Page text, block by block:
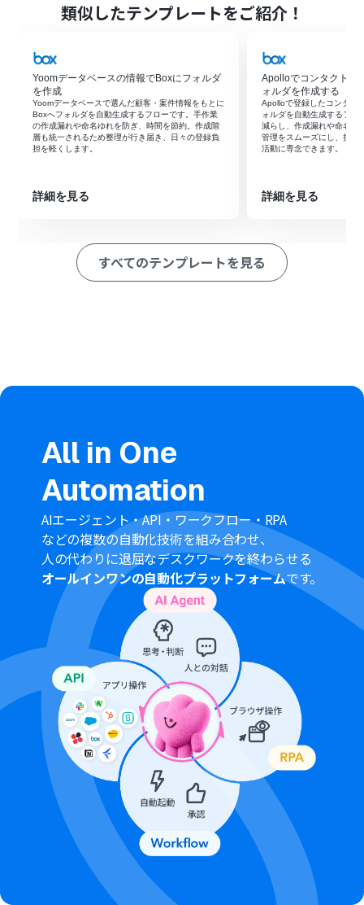
ーマンエラーを防ぎ、確実な情報共有を実現するため、業
■フローボットの流れ
はじめに、BoxとGmailをYoomと連携します
次に、トリガーでBoxを選択し、「フォルダにファイルが
アップロードされたら」というアクションを設定します
最後に、オペレーションでGmailの「メールを送る」アク
定します
けでなく、チームのメーリングリストなどを設定するこ
注意事項
類似したテンプレートをご紹介！
Yoomデータベースの情報でBoxにフォルダ
を作成
Yoomデータベースで選んだ顧客・案件情報をもとに
Boxへフォルダを自動生成するフローです。手作業
の作成漏れや命名ゆれを防ぎ、時間を節約。作成階
層も統一されるため整理が行き届き、日々の登録負
担を軽くします。
詳細を見る
Apolloでコンタクトが
ォルダを作成する
Apolloで登録したコンタク
ォルダを自動生成するフロ
減らし、作成漏れや命名ミ
管理をスムーズにし、担当
活動に専念できます。
詳細を見る
すべてのテンプレートを見る
All in One
Automation
AIエージェント・API・ワークフロー・RPA
などの複数の自動化技術を組み合わせ、
人の代わりに退屈なデスクワークを終わらせる
オールインワンの自動化プラットフォームです。